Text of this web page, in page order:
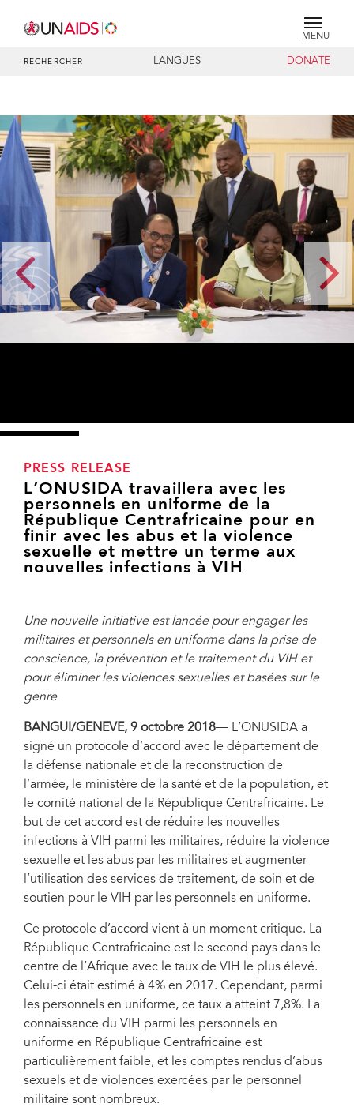
MENU
RECHERCHER LANGUES DONATE
PRESS RELEASE
L’ONUSIDA travaillera avec les
personnels en uniforme de la
République Centrafricaine pour en
finir avec les abus et la violence
sexuelle et mettre un terme aux
nouvelles infections à VIH
Une nouvelle initiative est lancée pour engager les
militaires et personnels en uniforme dans la prise de
conscience, la prévention et le traitement du VIH et
pour éliminer les violences sexuelles et basées sur le
genre
BANGUI/GENEVE, 9 octobre 2018— L’ONUSIDA a
signé un protocole d’accord avec le département de
la défense nationale et de la reconstruction de
l’armée, le ministère de la santé et de la population, et
le comité national de la République Centrafricaine. Le
but de cet accord est de réduire les nouvelles
infections à VIH parmi les militaires, réduire la violence
sexuelle et les abus par les militaires et augmenter
l’utilisation des services de traitement, de soin et de
soutien pour le VIH par les personnels en uniforme.
Ce protocole d’accord vient à un moment critique. La
République Centrafricaine est le second pays dans le
centre de l’Afrique avec le taux de VIH le plus élevé.
Celui-ci était estimé à 4% en 2017. Cependant, parmi
les personnels en uniforme, ce taux a atteint 7,8%. La
connaissance du VIH parmi les personnels en
uniforme en République Centrafricaine est
particulièrement faible, et les comptes rendus d’abus
sexuels et de violences exercées par le personnel
militaire sont nombreux.